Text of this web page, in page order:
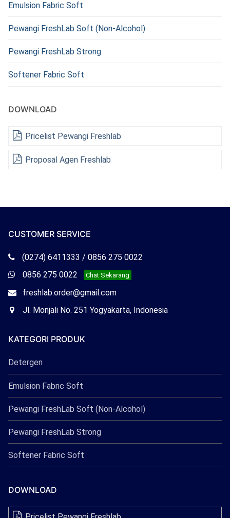
Emulsion Fabric Soft
Pewangi FreshLab Soft (Non-Alcohol)
Pewangi FreshLab Strong
Softener Fabric Soft
DOWNLOAD
Pricelist Pewangi Freshlab
Proposal Agen Freshlab
CUSTOMER SERVICE
Telepon
Freshlab
(0274) 6411333 / 0856 275 0022
Whatsapp
Freshlab
0856 275 0022 Chat Sekarang
Email
Freshlab
freshlab.order@gmail.com
OfficeJl. Monjali No. 251 Yogyakarta, Indonesia
KATEGORI PRODUK
Detergen
Emulsion Fabric Soft
Pewangi FreshLab Soft (Non-Alcohol)
Pewangi FreshLab Strong
Softener Fabric Soft
DOWNLOAD